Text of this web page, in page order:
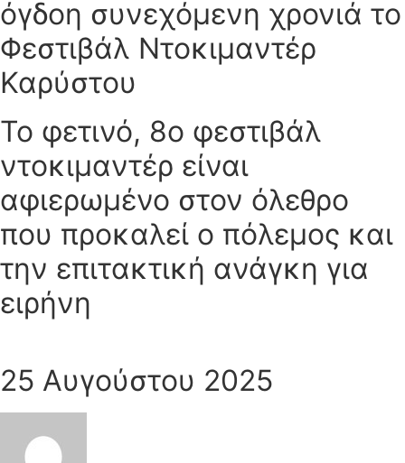
όγδοη συνεχόμενη χρονιά το
Φεστιβάλ Ντοκιμαντέρ
Καρύστου
Το φετινό, 8ο φεστιβάλ
ντοκιμαντέρ είναι
αφιερωμένο στον όλεθρο
που προκαλεί ο πόλεμος και
την επιτακτική ανάγκη για
ειρήνη
25 Αυγούστου 2025